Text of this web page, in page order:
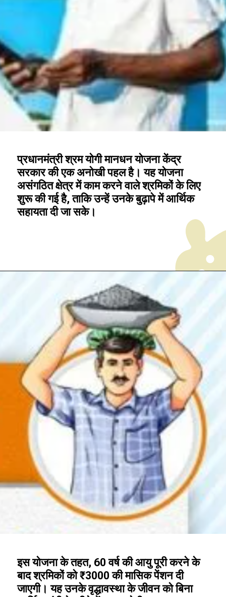
प्रधानमंत्री श्रम योगी मानधन योजना केंद्र
सरकार की एक अनोखी पहल है। यह योजना
असंगठित क्षेत्र में काम करने वाले श्रमिकों के लिए
शुरू की गई है, ताकि उन्हें उनके बुढ़ापे में आर्थिक
सहायता दी जा सके।
इस योजना के तहत, 60 वर्ष की आयु पूरी करने के
बाद श्रमिकों को ₹3000 की मासिक पेंशन दी
जाएगी। यह उनके वृद्धावस्था के जीवन को बिना